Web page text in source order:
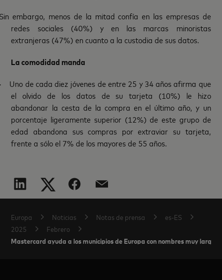
embargo, menos de la mitad confía en las empresas de
redes sociales (40%) y en las marcas minoristas
extranjeras (47%) en cuanto a la custodia de sus datos.
La comodidad manda
Uno de cada diez jóvenes de entre 25 y 34 años afirma que
el olvido de los datos de su tarjeta (10%) le hizo
abandonar la cesta de la compra en el último año, y un
porcentaje ligeramente superior (12%) de este grupo de
edad abandona sus compras por extraviar su tarjeta,
frente a sólo el 7% de los mayores de 55 años.
Europa Noticias Notas de prensa
es-ES
2025
Febrero
Mastercard ayuda a los municipios de Europa con nombres muy largos